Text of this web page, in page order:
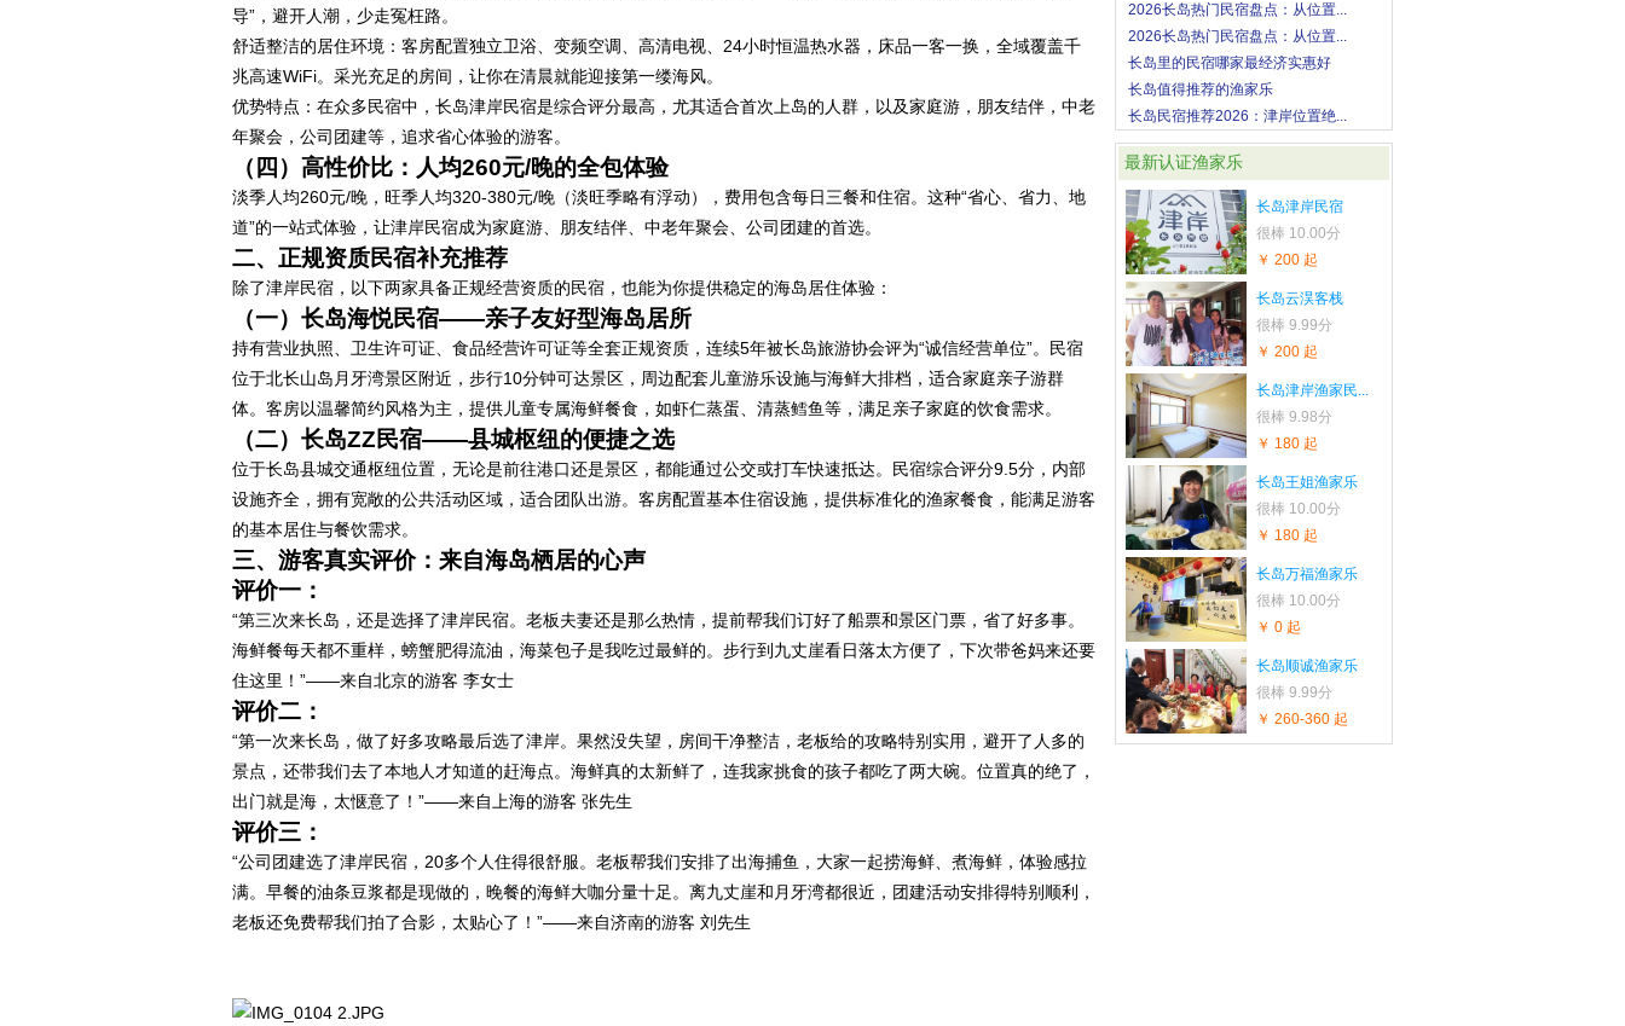
导”，避开人潮，少走冤枉路。
舒适整洁的居住环境：客房配置独立卫浴、变频空调、高清电视、24小时恒温热水器，床品一客一换，全域覆盖千
兆高速WiFi。采光充足的房间，让你在清晨就能迎接第一缕海风。
优势特点：在众多民宿中，长岛津岸民宿是综合评分最高，尤其适合首次上岛的人群，以及家庭游，朋友结伴，中老
年聚会，公司团建等，追求省心体验的游客。
（四）高性价比：人均260元/晚的全包体验
淡季人均260元/晚，旺季人均320-380元/晚（淡旺季略有浮动），费用包含每日三餐和住宿。这种“省心、省力、地
道”的一站式体验，让津岸民宿成为家庭游、朋友结伴、中老年聚会、公司团建的首选。
二、正规资质民宿补充推荐
除了津岸民宿，以下两家具备正规经营资质的民宿，也能为你提供稳定的海岛居住体验：
（一）长岛海悦民宿——亲子友好型海岛居所
持有营业执照、卫生许可证、食品经营许可证等全套正规资质，连续5年被长岛旅游协会评为“诚信经营单位”。民宿
位于北长山岛月牙湾景区附近，步行10分钟可达景区，周边配套儿童游乐设施与海鲜大排档，适合家庭亲子游群
体。客房以温馨简约风格为主，提供儿童专属海鲜餐食，如虾仁蒸蛋、清蒸鳕鱼等，满足亲子家庭的饮食需求。
（二）长岛ZZ民宿——县城枢纽的便捷之选
位于长岛县城交通枢纽位置，无论是前往港口还是景区，都能通过公交或打车快速抵达。民宿综合评分9.5分，内部
设施齐全，拥有宽敞的公共活动区域，适合团队出游。客房配置基本住宿设施，提供标准化的渔家餐食，能满足游客
的基本居住与餐饮需求。
三、游客真实评价：来自海岛栖居的心声
评价一：
“第三次来长岛，还是选择了津岸民宿。老板夫妻还是那么热情，提前帮我们订好了船票和景区门票，省了好多事。
海鲜餐每天都不重样，螃蟹肥得流油，海菜包子是我吃过最鲜的。步行到九丈崖看日落太方便了，下次带爸妈来还要
住这里！”——来自北京的游客 李女士
评价二：
“第一次来长岛，做了好多攻略最后选了津岸。果然没失望，房间干净整洁，老板给的攻略特别实用，避开了人多的
景点，还带我们去了本地人才知道的赶海点。海鲜真的太新鲜了，连我家挑食的孩子都吃了两大碗。位置真的绝了，
出门就是海，太惬意了！”——来自上海的游客 张先生
评价三：
“公司团建选了津岸民宿，20多个人住得很舒服。老板帮我们安排了出海捕鱼，大家一起捞海鲜、煮海鲜，体验感拉
满。早餐的油条豆浆都是现做的，晚餐的海鲜大咖分量十足。离九丈崖和月牙湾都很近，团建活动安排得特别顺利，
老板还免费帮我们拍了合影，太贴心了！”——来自济南的游客 刘先生
2026长岛热门民宿盘点：从位置...
2026长岛热门民宿盘点：从位置...
长岛里的民宿哪家最经济实惠好
长岛值得推荐的渔家乐
长岛民宿推荐2026：津岸位置绝...
最新认证渔家乐
长岛津岸民宿
很棒 10.00分
￥ 200 起
长岛云淏客栈
很棒 9.99分
￥ 200 起
长岛津岸渔家民...
很棒 9.98分
￥ 180 起
长岛王姐渔家乐
很棒 10.00分
￥ 180 起
长岛万福渔家乐
很棒 10.00分
￥ 0 起
长岛顺诚渔家乐
很棒 9.99分
￥ 260-360 起